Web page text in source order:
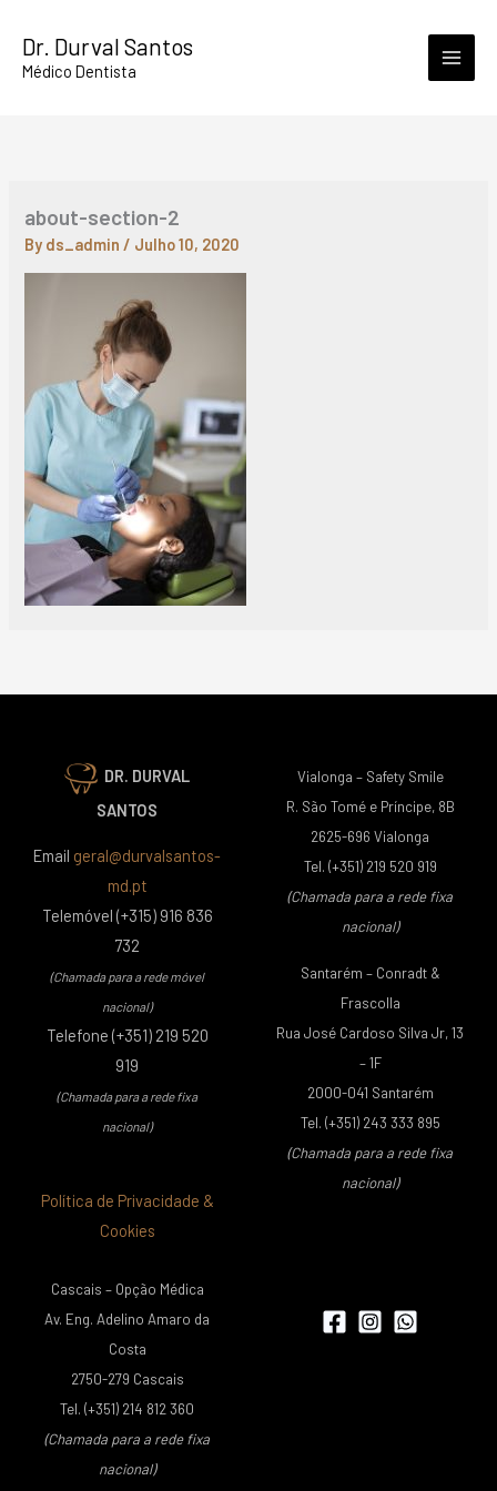
content
Dr. Durval Santos
Médico Dentista
about-section-2
By ds_admin/ Julho 10, 2020
DR. DURVAL
SANTOS
Email geral@durvalsantos-
md.pt
Telemóvel (+315) 916 836
732
(Chamada para a rede móvel
nacional)
Telefone (+351) 219 520
919
(Chamada para a rede fixa
nacional)
Política de Privacidade &
Cookies
Vialonga – Safety Smile
R. São Tomé e Príncipe, 8B
2625-696 Vialonga
Tel. (+351) 219 520 919
(Chamada para a rede fixa
nacional)
Santarém – Conradt &
Frascolla
Rua José Cardoso Silva Jr, 13
– 1F
2000-041 Santarém
Tel. (+351) 243 333 895
(Chamada para a rede fixa
nacional)
Cascais – Opção Médica
Av. Eng. Adelino Amaro da
Costa
2750-279 Cascais
Tel. (+351) 214 812 360
(Chamada para a rede fixa
nacional)